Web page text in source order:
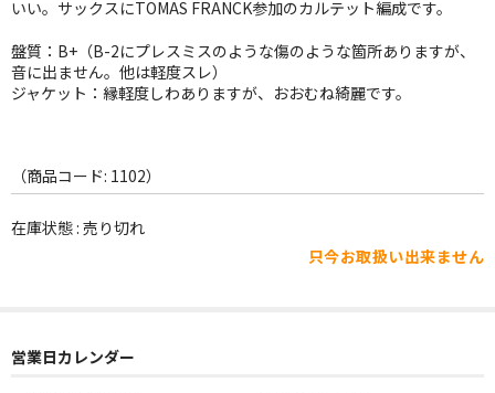
J-POP
ROCK
FOLK,SSW
その他
7INC
いい。サックスにTOMAS FRANCK参加のカルテット編成です。
盤質：B+（B-2にプレスミスのような傷のような箇所ありますが、
音に出ません。他は軽度スレ）
ジャケット：縁軽度しわありますが、おおむね綺麗です。
（商品コード: 1102）
在庫状態 : 売り切れ
只今お取扱い出来ません
営業日カレンダー